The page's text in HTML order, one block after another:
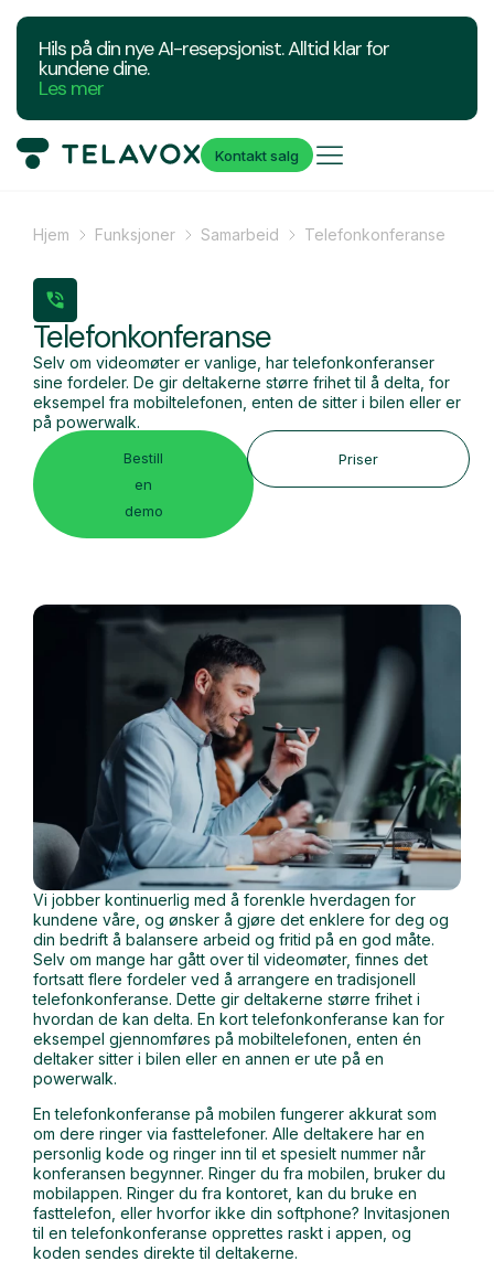
Hils på din nye AI-resepsjonist. Alltid klar for
kundene dine.
Les mer
Kontakt salg
Hjem Funksjoner Samarbeid Telefonkonferanse
Telefonkonferanse
Selv om videomøter er vanlige, har telefonkonferanser
sine fordeler. De gir deltakerne større frihet til å delta, for
eksempel fra mobiltelefonen, enten de sitter i bilen eller er
på powerwalk.
Bestill
en
demo
Priser
Vi jobber kontinuerlig med å forenkle hverdagen for
kundene våre, og ønsker å gjøre det enklere for deg og
din bedrift å balansere arbeid og fritid på en god måte.
Selv om mange har gått over til videomøter, finnes det
fortsatt flere fordeler ved å arrangere en tradisjonell
telefonkonferanse. Dette gir deltakerne større frihet i
hvordan de kan delta. En kort telefonkonferanse kan for
eksempel gjennomføres på mobiltelefonen, enten én
deltaker sitter i bilen eller en annen er ute på en
powerwalk.
En telefonkonferanse på mobilen fungerer akkurat som
om dere ringer via fasttelefoner. Alle deltakere har en
personlig kode og ringer inn til et spesielt nummer når
konferansen begynner. Ringer du fra mobilen, bruker du
mobilappen. Ringer du fra kontoret, kan du bruke en
fasttelefon, eller hvorfor ikke din softphone? Invitasjonen
til en telefonkonferanse opprettes raskt i appen, og
koden sendes direkte til deltakerne.